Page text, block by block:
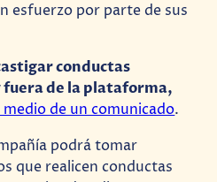
esfuerzo por parte de sus
conductas
de la plataforma,
de un comunicado.
podrá tomar
que realicen conductas